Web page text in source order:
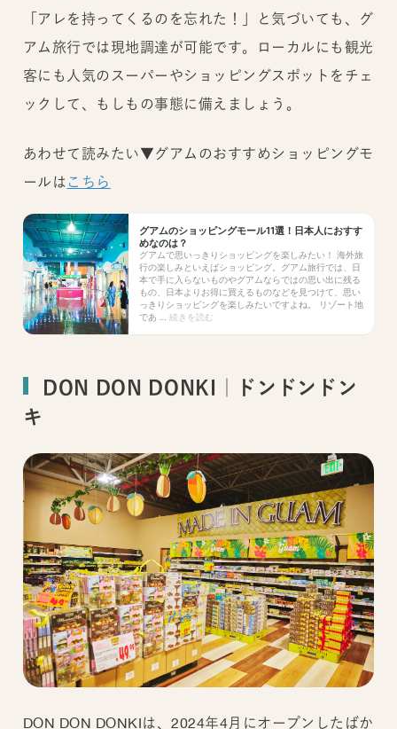
「アレを持ってくるのを忘れた！」と気づいても、グ
アム旅行では現地調達が可能です。ローカルにも観光
客にも人気のスーパーやショッピングスポットをチェ
ックして、もしもの事態に備えましょう。
あわせて読みたい▼グアムのおすすめショッピングモ
ールは こちら
DON DON DONKI｜ドンドンドン
キ
DON DON DONKIは、2024年4月にオープンしたばか